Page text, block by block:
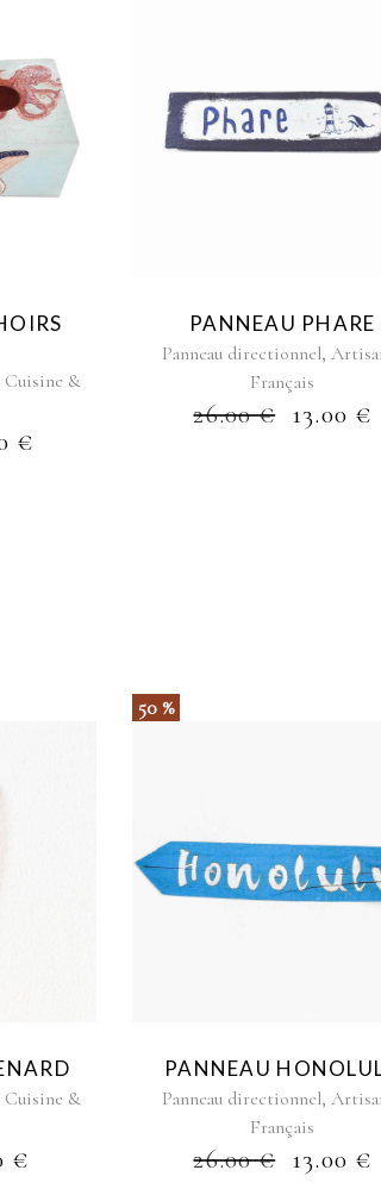
Cuisine &
€
PANNEAU PHARE
Panneau directionnel,
Français
26.00€ 13.00 €
Cuisine &
€
50 %
PANNEAU
Panneau directionnel,
Français
26.00€ 13.00 €